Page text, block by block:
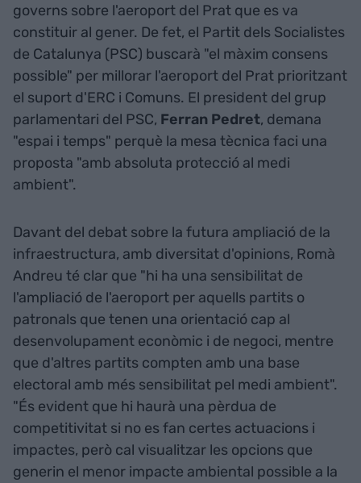
governs sobre l'aeroport del Prat que es va
constituir al gener. De fet, el Partit dels Socialistes
de Catalunya (PSC) buscarà "el màxim consens
possible" per millorar l'aeroport del Prat prioritzant
el suport d'ERC i Comuns. El president del grup
parlamentari del PSC, Ferran Pedret, demana
"espai i temps" perquè la mesa tècnica faci una
proposta "amb absoluta protecció al medi
ambient".
Davant del debat sobre la futura ampliació de la
infraestructura, amb diversitat d'opinions, Romà
Andreu té clar que "hi ha una sensibilitat de
l'ampliació de l'aeroport per aquells partits o
patronals que tenen una orientació cap al
desenvolupament econòmic i de negoci, mentre
que d'altres partits compten amb una base
electoral amb més sensibilitat pel medi ambient".
"És evident que hi haurà una pèrdua de
competitivitat si no es fan certes actuacions i
impactes, però cal visualitzar les opcions que
generin el menor impacte ambiental possible a la